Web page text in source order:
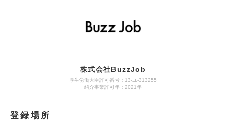
株式会社BuzzJob
厚生労働大臣許可番号：13-ユ-313255
紹介事業許可年：2021年
登録場所